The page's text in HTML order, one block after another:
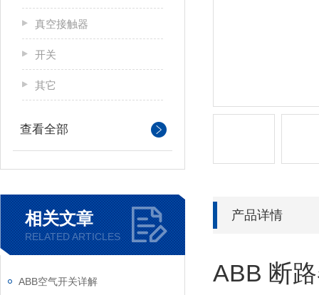
真空接触器
开关
其它
查看全部
相关文章
RELATED ARTICLES
ABB空气开关详解
产品详情
ABB 断